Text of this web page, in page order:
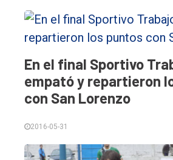
En el final Sportivo
empató y repartieron
con San Lorenzo
2016-05-31